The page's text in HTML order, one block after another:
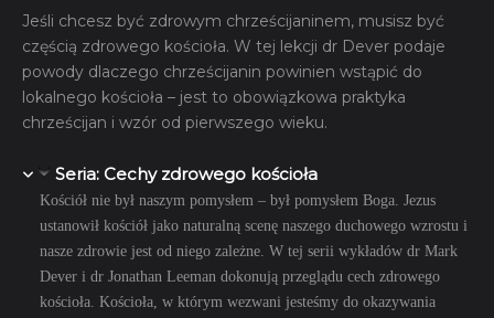
Jeśli chcesz być zdrowym chrześcijaninem, musisz być
częścią zdrowego kościoła. W tej lekcji dr Dever podaje
powody dlaczego chrześcijanin powinien wstąpić do
lokalnego kościoła – jest to obowiązkowa praktyka
chrześcijan i wzór od pierwszego wieku.
Seria: Cechy zdrowego kościoła
Kościół nie był naszym pomysłem – był pomysłem Boga. Jezus
ustanowił kościół jako naturalną scenę naszego duchowego wzrostu i
nasze zdrowie jest od niego zależne. W tej serii wykładów dr Mark
Dever i dr Jonathan Leeman dokonują przeglądu cech zdrowego
kościoła. Kościoła, w którym wezwani jesteśmy do okazywania